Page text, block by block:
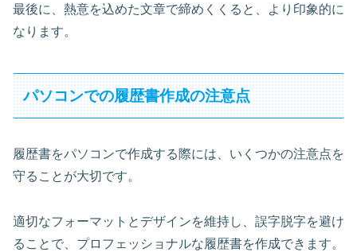
最後に、 熱意を込めた文章で締めくくると、より印象的に
なります。
パソコンでの履歴書作成の注意点
履歴書をパソコンで作成する際には、いくつかの注意点を
守ることが大切です。
適切なフォーマットとデザインを維持し、誤字脱字を避け
ることで、プロフェッショナルな履歴書を作成できます。